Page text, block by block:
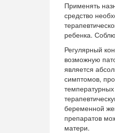
Применять
средство
ребенка.
Регулярный
возможную
является
симптомов,
беременной
препаратов
матери.